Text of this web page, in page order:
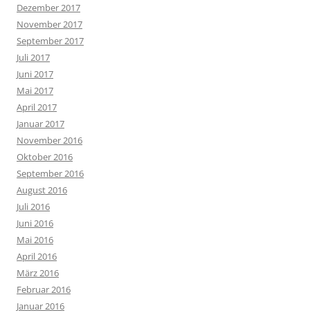
Dezember 2017
November 2017
September 2017
Juli 2017
Juni 2017
Mai 2017
April 2017
Januar 2017
November 2016
Oktober 2016
September 2016
August 2016
Juli 2016
Juni 2016
Mai 2016
April 2016
März 2016
Februar 2016
Januar 2016